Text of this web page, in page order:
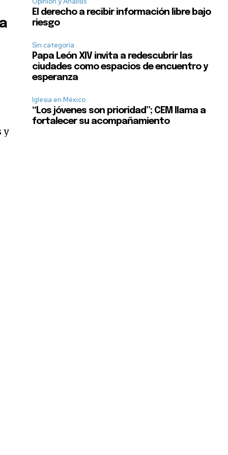
y
El derecho a recibir información libre bajo
riesgo
Sin categoría
Papa León XIV invita a redescubrir las
ciudades como espacios de encuentro y
esperanza
Iglesia en México
“Los jóvenes son prioridad”; CEM llama a
fortalecer su acompañamiento